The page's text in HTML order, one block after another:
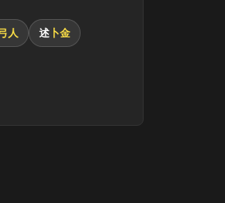
人 述 卜金